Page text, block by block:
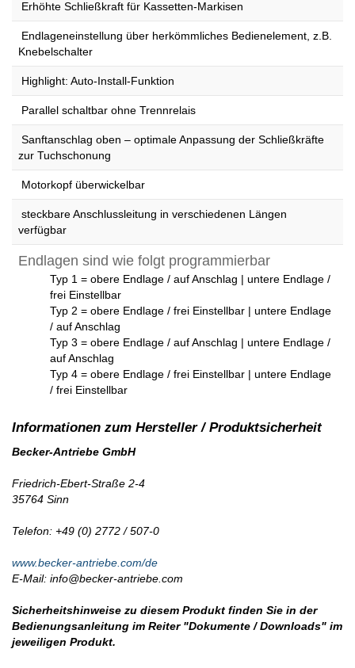
Erhöhte Schließkraft für Kassetten-Markisen
Endlageneinstellung über herkömmliches Bedienelement, z.B.
Knebelschalter
Highlight: Auto-Install-Funktion
Parallel schaltbar ohne Trennrelais
Sanftanschlag oben – optimale Anpassung der Schließkräfte
zur Tuchschonung
Motorkopf überwickelbar
steckbare Anschlussleitung in verschiedenen Längen
verfügbar
Endlagen sind wie folgt programmierbar
Typ 1 = obere Endlage / auf Anschlag | untere Endlage /
frei Einstellbar
Typ 2 = obere Endlage / frei Einstellbar | untere Endlage
/ auf Anschlag
Typ 3 = obere Endlage / auf Anschlag | untere Endlage /
auf Anschlag
Typ 4 = obere Endlage / frei Einstellbar | untere Endlage
/ frei Einstellbar
Becker-Antriebe GmbH
Friedrich-Ebert-Straße 2-4
35764 Sinn
Telefon: +49 (0) 2772 / 507-0
www.becker-antriebe.com/de
E-Mail: info@becker-antriebe.com
Sicherheitshinweise zu diesem Produkt finden Sie in der
Bedienungsanleitung im Reiter "Dokumente / Downloads" im
jeweiligen Produkt.